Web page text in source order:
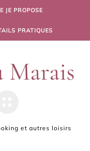
JE PROPOSE
PRATIQUES
et autres loisirs